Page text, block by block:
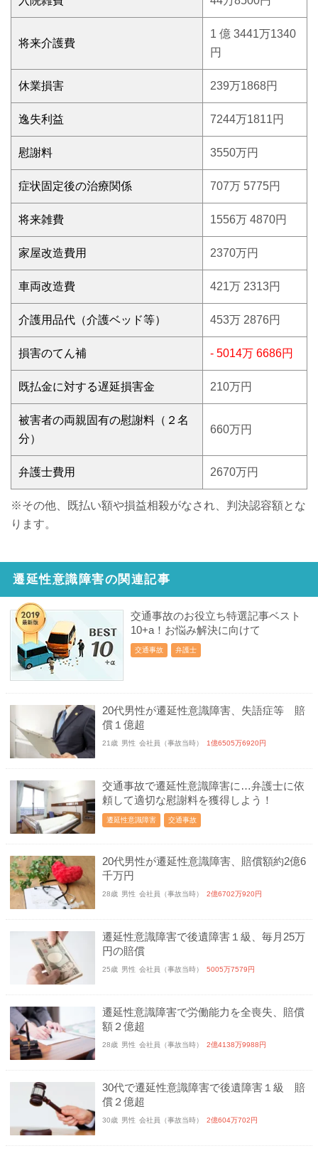
将来介護費
1 億 3441万1340
円
休業損害 239万1868円
逸失利益 7244万1811円
慰謝料 3550万円
症状固定後の治療関係 707万 5775円
将来雑費 1556万 4870円
家屋改造費用 2370万円
車両改造費 421万 2313円
介護用品代（介護ベッド等） 453万 2876円
損害のてん補 - 5014万 6686円
既払金に対する遅延損害金 210万円
被害者の両親固有の慰謝料（２名
分）
660万円
弁護士費用 2670万円
※その他、既払い額や損益相殺がなされ、判決認容額とな
ります。
遷延性意識障害の関連記事
交通事故のお役立ち特選記事ベスト
10+a！お悩み解決に向けて
交通事故 弁護士
20代男性が遷延性意識障害、失語症等 賠
償１億超
21歳 男性 会社員（事故当時） 1億6505万6920円
交通事故で遷延性意識障害に…弁護士に依
頼して適切な慰謝料を獲得しよう！
遷延性意識障害 交通事故
20代男性が遷延性意識障害、賠償額約2億6
千万円
28歳 男性 会社員（事故当時） 2億6702万920円
遷延性意識障害で後遺障害１級、毎月25万
円の賠償
25歳 男性 会社員（事故当時） 5005万7579円
遷延性意識障害で労働能力を全喪失、賠償
額２億超
28歳 男性 会社員（事故当時） 2億4138万9988円
30代で遷延性意識障害で後遺障害１級 賠
償２億超
30歳 男性 会社員（事故当時） 2億604万702円